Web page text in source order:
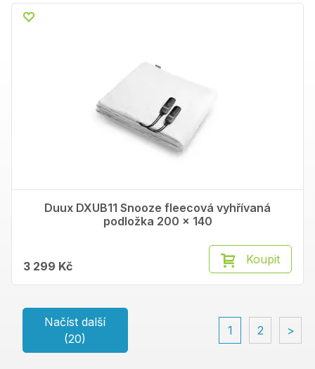
Duux DXUB11 Snooze fleecová vyhřívaná
podložka 200 x 140
3 299 Kč Koupit
Načíst další
(20)
1 2 >